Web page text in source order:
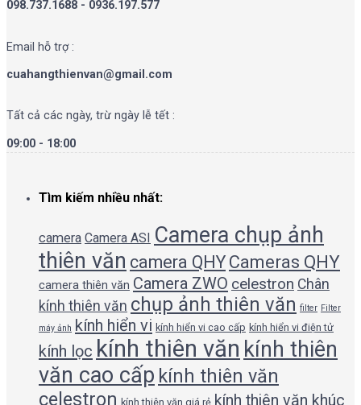
098.737.1688 - 0936.197.577
Email hỗ trợ :
cuahangthienvan@gmail.com
Tất cả các ngày, trừ ngày lễ tết :
09:00 - 18:00
Tìm kiếm nhiều nhất:
camera Camera ASI Camera chụp ảnh
thiên văn camera QHY Cameras QHY
camera thiên văn Camera ZWO celestron Chân
kính thiên văn chụp ảnh thiên văn filter Filter
máy ảnh kính hiển vi kính hiển vi cao cấp kính hiển vi điện tử
kính lọc kính thiên văn kính thiên
văn cao cấp kính thiên văn
celestron kính thiên văn giá rẻ kính thiên văn khúc